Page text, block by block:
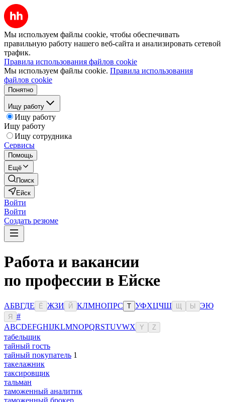
Мы используем файлы cookie, чтобы обеспечивать
правильную работу нашего веб-сайта и анализировать сетевой
трафик.
Правила использования файлов cookie
Мы используем файлы cookie. Правила использования
файлов cookie
Понятно
Ищу работу
Ищу работу
Ищу работу
Ищу сотрудника
Сервисы
Помощь
Ещё
Поиск
Ейск
Войти
Войти
Создать резюме
Работа и вакансии
по профессии в Ейске
АБВГДЕ Ё ЖЗИ Й КЛМНОПРС Т УФХЦЧШ Ы ЭЮ
Я
#
ABCDEFGHIJKLMNOPQRSTUVWX Y Z
табельщик
тайный гость
тайный покупатель 1
такелажник
таксировщик
тальман
таможенный аналитик
таможенный брокер